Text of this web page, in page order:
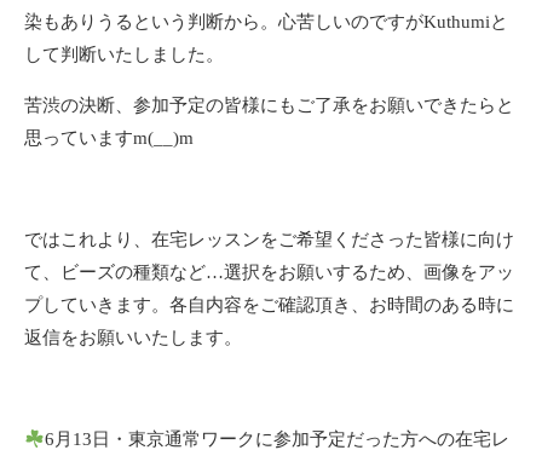
染もありうるという判断から。心苦しいのですがKuthumiと
して判断いたしました。
苦渋の決断、参加予定の皆様にもご了承をお願いできたらと
思っていますm(__)m
ではこれより、在宅レッスンをご希望くださった皆様に向け
て、ビーズの種類など…選択をお願いするため、画像をアッ
プしていきます。各自内容をご確認頂き、お時間のある時に
返信をお願いいたします。
6月13日・東京通常ワークに参加予定だった方への在宅レ